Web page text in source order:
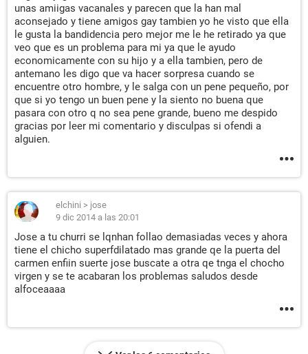
unas amiigas vacanales y parecen que la han mal
aconsejado y tiene amigos gay tambien yo he visto que ella
le gusta la bandidencia pero mejor me le he retirado ya que
veo que es un problema para mi ya que le ayudo
economicamente con su hijo y a ella tambien, pero de
antemano les digo que va hacer sorpresa cuando se
encuentre otro hombre, y le salga con un pene pequeño, por
que si yo tengo un buen pene y la siento no buena que
pasara con otro q no sea pene grande, bueno me despido
gracias por leer mi comentario y disculpas si ofendi a
alguien.
elchini > jose
9 dic 2014 a las 20:01
Jose a tu churri se lqnhan follao demasiadas veces y ahora
tiene el chicho superfdilatado mas grande qe la puerta del
carmen enfiin suerte jose buscate a otra qe tnga el chocho
virgen y se te acabaran los problemas saludos desde
alfoceaaaa